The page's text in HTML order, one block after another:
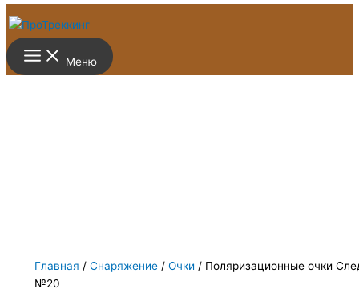
Перейти к содержимому
Меню
Главная / Снаряжение/ Очки / Поляризационные очки
№20